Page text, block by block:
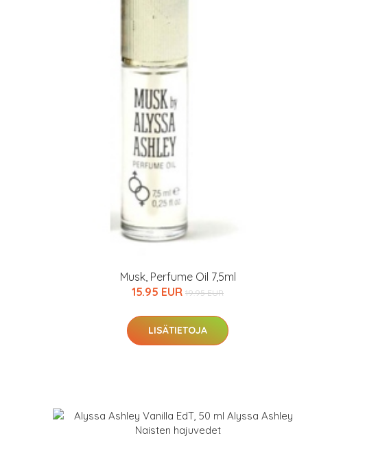
Musk, Perfume Oil 7,5ml
15.95 EUR 19.95 EUR
LISÄTIETOJA